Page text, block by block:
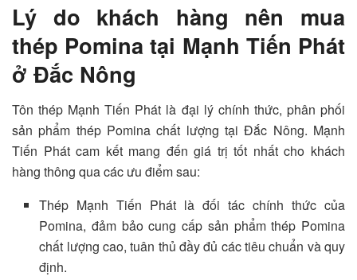
Lý do khách hàng nên mua
thép Pomina tại Mạnh Tiến Phát
ở Đắc Nông
Tôn thép Mạnh Tiến Phát là đại lý chính thức, phân phối
sản phẩm thép Pomina chất lượng tại Đắc Nông. Mạnh
Tiến Phát cam kết mang đến giá trị tốt nhất cho khách
hàng thông qua các ưu điểm sau:
Thép Mạnh Tiến Phát là đối tác chính thức của
Pomina, đảm bảo cung cấp sản phẩm thép Pomina
chất lượng cao, tuân thủ đầy đủ các tiêu chuẩn và quy
định.